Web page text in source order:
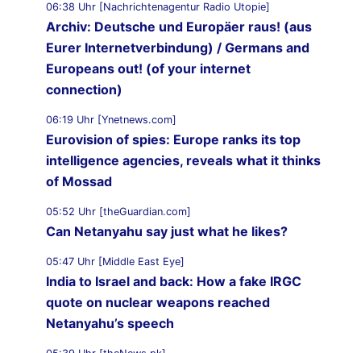
06:38 Uhr [Nachrichtenagentur Radio Utopie]
Archiv: Deutsche und Europäer raus! (aus
Eurer Internetverbindung) / Germans and
Europeans out! (of your internet
connection)
06:19 Uhr [Ynetnews.com]
Eurovision of spies: Europe ranks its top
intelligence agencies, reveals what it thinks
of Mossad
05:52 Uhr [theGuardian.com]
Can Netanyahu say just what he likes?
05:47 Uhr [Middle East Eye]
India to Israel and back: How a fake IRGC
quote on nuclear weapons reached
Netanyahu’s speech